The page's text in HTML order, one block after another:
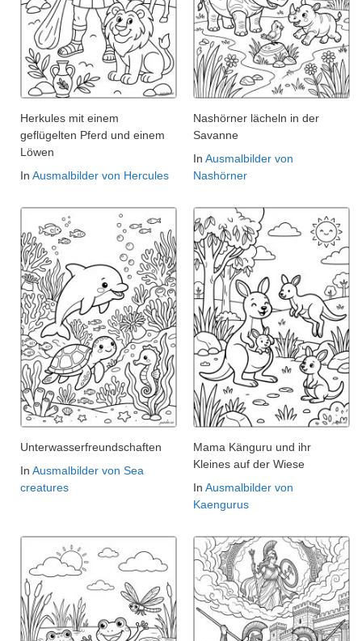
Herkules mit einem
geflügelten Pferd und einem
Löwen
In Ausmalbilder von Hercules
Nashörner lächeln in der
Savanne
In Ausmalbilder von
Nashörner
Unterwasserfreundschaften
In Ausmalbilder von Sea
creatures
Mama Känguru und ihr
Kleines auf der Wiese
In Ausmalbilder von
Kaengurus